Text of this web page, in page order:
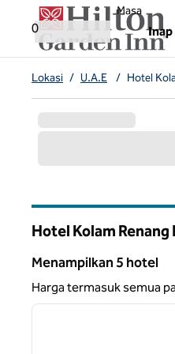
Lompati ke Konten
0
Masa
Inap
,Membuka
Lokasi / U.A.E / Hotel
Hotel Kolam
Menampilkan 5 hotel
Menampilkan 5 hotel
Harga termasuk semua
1 dari 12